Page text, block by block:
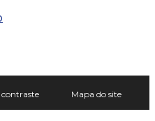
Mapa do site